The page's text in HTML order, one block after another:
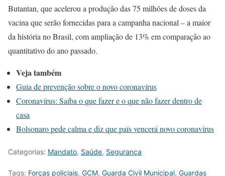
Butantan, que acelerou a produção das 75 milhões de doses da
vacina que serão fornecidas para a campanha nacional – a maior
da história no Brasil, com ampliação de 13% em comparação ao
quantitativo do ano passado.
Veja também
Guia de prevenção sobre o novo coronavírus
Coronavírus: Saiba o que fazer e o que não fazer dentro de
casa
Bolsonaro pede calma e diz que país vencerá novo coronavírus
Categorias: Mandato, Saúde, Segurança
Tags: Forças policiais, GCM, Guarda Civil Municipal, Guardas